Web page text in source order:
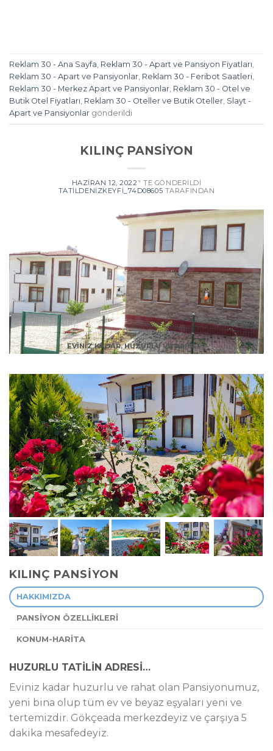
Reklam 30 - Ana Sayfa Reklam 30 - Apart ve Pansiyon Fiyatları
Reklam 30 - Apart ve Pansiyonlar Reklam 30 - Feribot Saatleri
Reklam 30 - Merkez Apart ve Pansiyonlar Reklam 30 - Otel ve
Butik Otel Fiyatları Reklam 30 - Oteller ve Butik Oteller Slayt -
Apart ve Pansiyonlar gönderildi
KILINÇ PANSİYON
HAZIRAN 12, 2022’' TE GÖNDERILDI
TATILDENIZKEYFI_74D08605 TARAFINDAN
EVINIZ KADAR, HUZURLU VE RAHAT...
KILINÇ PANSİYON
HAKKIMIZDA
PANSİYON ÖZELLİKLERİ
KONUM-HARİTA
HUZURLU TATİLİN ADRESİ…
Eviniz kadar huzurlu ve rahat olan Pansiyonumuz,
yeni bina olup tüm ev ve beyaz eşyaları yeni ve
tertemizdir. Gökçeada merkezdeyiz ve çarşıya 5
dakika mesafedeyiz.